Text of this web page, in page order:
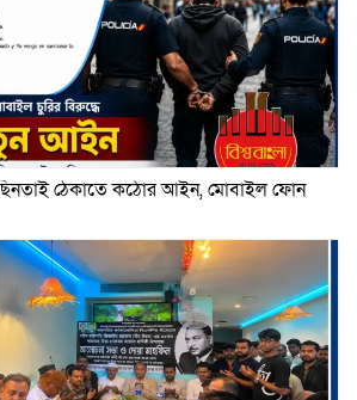
ছিনতাই ঠেকাতে কঠোর আইন, মোবাইল ফোন